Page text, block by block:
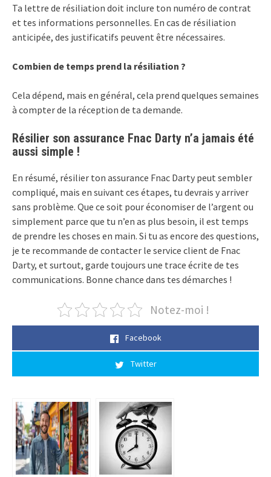
Ta lettre de résiliation doit inclure ton numéro de contrat
et tes informations personnelles. En cas de résiliation
anticipée, des justificatifs peuvent être nécessaires.
Combien de temps prend la résiliation ?
Cela dépend, mais en général, cela prend quelques semaines
à compter de la réception de ta demande.
Résilier son assurance Fnac Darty n’a jamais été
aussi simple !
En résumé, résilier ton assurance Fnac Darty peut sembler
compliqué, mais en suivant ces étapes, tu devrais y arriver
sans problème. Que ce soit pour économiser de l’argent ou
simplement parce que tu n’en as plus besoin, il est temps
de prendre les choses en main. Si tu as encore des questions,
je te recommande de contacter le service client de Fnac
Darty, et surtout, garde toujours une trace écrite de tes
communications. Bonne chance dans tes démarches !
Notez-moi !
Facebook
Twitter